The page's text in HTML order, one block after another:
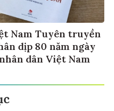
Nam Tuyên truyền
dịp 80 năm ngày
dân Việt Nam